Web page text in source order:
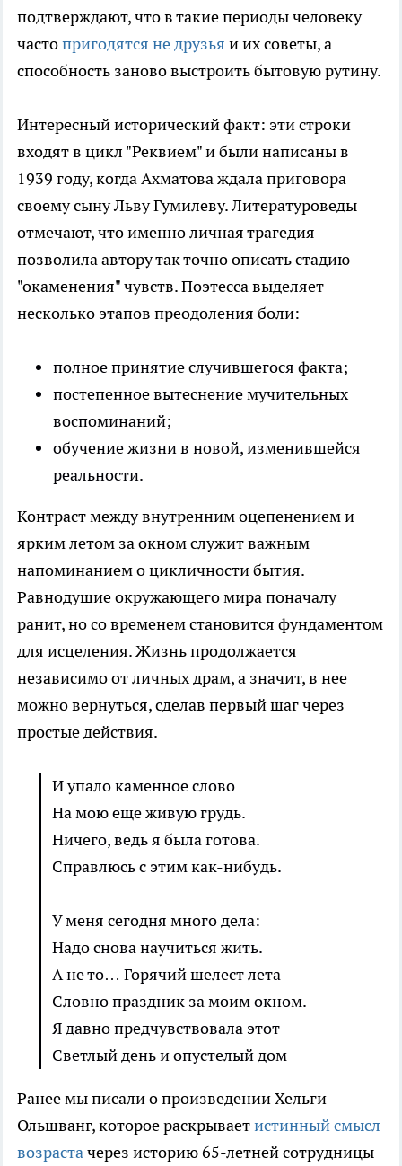
подтверждают, что в такие периоды человеку
частопригодятся не друзья и их советы, а
способность заново выстроить бытовую рутину.
Интересный исторический факт: эти строки
входят в цикл "Реквием" и были написаны в
1939 году, когда Ахматова ждала приговора
своему сыну Льву Гумилеву. Литературоведы
отмечают, что именно личная трагедия
позволила автору так точно описать стадию
"окаменения" чувств. Поэтесса выделяет
несколько этапов преодоления боли:
полное принятие случившегося факта;
постепенное вытеснение мучительных
воспоминаний;
обучение жизни в новой, изменившейся
реальности.
Контраст между внутренним оцепенением и
ярким летом за окном служит важным
напоминанием о цикличности бытия.
Равнодушие окружающего мира поначалу
ранит, но со временем становится фундаментом
для исцеления. Жизнь продолжается
независимо от личных драм, а значит, в нее
можно вернуться, сделав первый шаг через
простые действия.
И упало каменное слово
На мою еще живую грудь.
Ничего, ведь я была готова.
Справлюсь с этим как-нибудь.
У меня сегодня много дела:
Надо снова научиться жить.
А не то… Горячий шелест лета
Словно праздник за моим окном.
Я давно предчувствовала этот
Светлый день и опустелый дом
Ранее мы писали о произведении Хельги
Ольшванг, которое раскрываетистинный смысл
возрастачерез историю 65-летней сотрудницы